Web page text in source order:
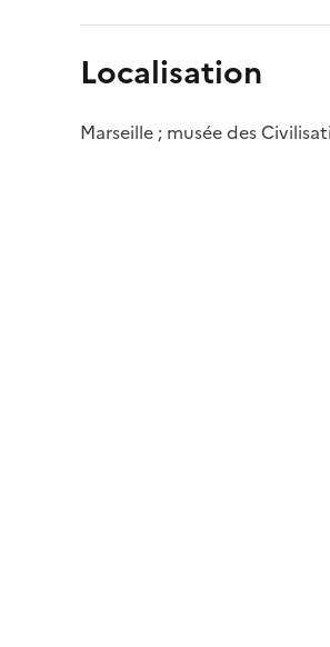
Localisation
Marseille ; musée des